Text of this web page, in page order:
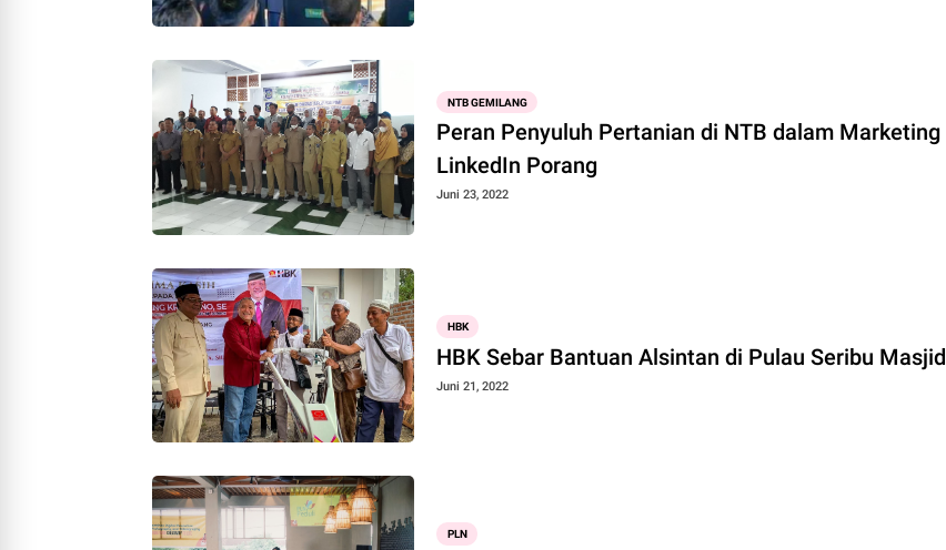
NTB GEMILANG
Peran Penyuluh Pertanian di NTB dalam Marketing
LinkedIn Porang
Juni 23, 2022
HBK
HBK Sebar Bantuan Alsintan di Pulau Seribu Masjid
Juni 21, 2022
PLN